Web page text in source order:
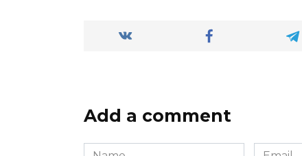
Add a comment
Name
Email